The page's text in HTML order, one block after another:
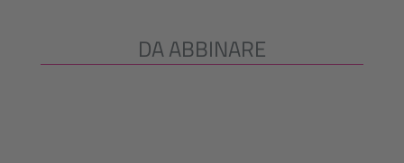
Salta la galleria dei prodotti
DA ABBINARE